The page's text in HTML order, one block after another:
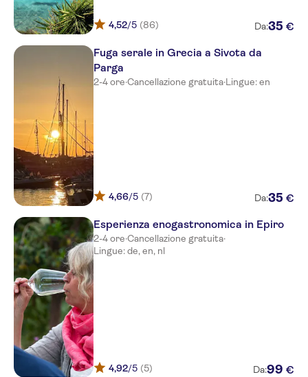
Zozefina
Drakos
The Well Parga
Byzantio Hotel Apartments
Akis Studios
Enetiko Resort Suites
Lemon Tree Studios (Prevez
Parga)
Mediterraneo Resort
Rezi
Bella Vista
Irini Studios (Parga)
Villa Dorita
VILLA ORANGE
4,52/5 (86) Da:35 €
Fuga serale in Grecia a Sivota da
Parga
2-4 ore·Cancellazione gratuita·Lingue: en
4,66/5 (7) Da:35 €
Esperienza enogastronomica in Epiro
2-4 ore·Cancellazione gratuita·
Lingue: de, en, nl
4,92/5 (5) Da:99 €